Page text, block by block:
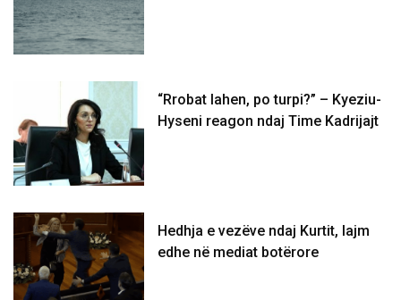
“Rrobat lahen, po turpi?” – Kyeziu-
Hyseni reagon ndaj Time Kadrijajt
Hedhja e vezëve ndaj Kurtit, lajm
edhe në mediat botërore